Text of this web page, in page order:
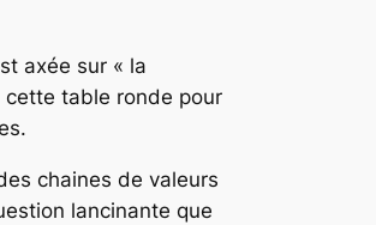
axée sur « la
table ronde pour
chaines de valeurs
lancinante que